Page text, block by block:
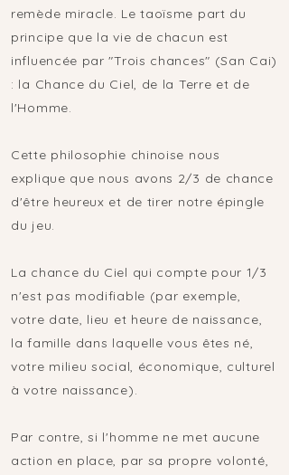
remède miracle. Le taoïsme part du
principe que la vie de chacun est
influencée par "Trois chances" (San Cai)
: la Chance du Ciel, de la Terre et de
l'Homme.
Cette philosophie chinoise nous
explique que nous avons 2/3 de chance
d'être heureux et de tirer notre épingle
du jeu.
La chance du Ciel qui compte pour 1/3
n'est pas modifiable (par exemple,
votre date, lieu et heure de naissance,
la famille dans laquelle vous êtes né,
votre milieu social, économique, culturel
à votre naissance).
Par contre, si l'homme ne met aucune
action en place, par sa propre volonté,